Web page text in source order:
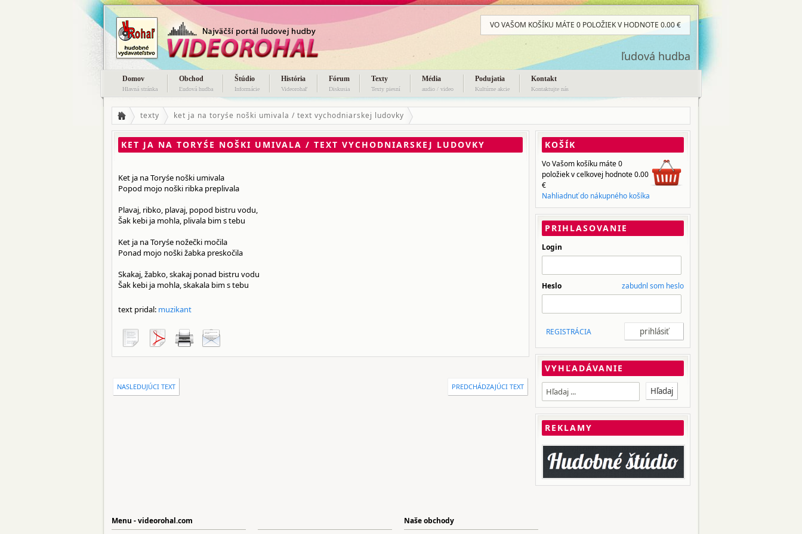
ľudová hudba
Domov
Hlavná stránka
Obchod
Ľudová hudba
Štúdio
Informácie
História
Videorohaľ
Fórum
Diskusia
Texty
Texty piesní
Média
audio / video
Podujatia
Kultúrne akcie
Kontakt
Kontaktujte nás
VO VAŠOM KOŠÍKU MÁTE 0 POLOŽIEKV HODNOTE 0.00€
texty ket ja na toryśe noški umivala / text vychodniarskej ludovky
KET JA NA TORYŚE NOŠKI UMIVALA / TEXT VYCHODNIARSKEJ LUDOVKY
Ket ja na Toryśe noški umivala
Popod mojo noški ribka preplivala
Plavaj, ribko, plavaj, popod bistru vodu,
Šak kebi ja mohla, plivala bim s tebu
Ket ja na Toryśe nožečki močila
Ponad mojo noški žabka preskočila
Skakaj, žabko, skakaj ponad bistru vodu
Šak kebi ja mohla, skakala bim s tebu
text pridal: muzikant
PREDCHÁDZAJÚCI TEXT
NASLEDUJÚCI TEXT
KOŠÍK
Vo Vašom košíku máte0
položiekv celkovej hodnote0.00
€
Nahliadnuť do nákupného košíka
PRIHLASOVANIE
Login
Heslo zabudnl som heslo
REGISTRÁCIA
VYHĽADÁVANIE
REKLAMY
Menu - videorohal.com Naše obchody